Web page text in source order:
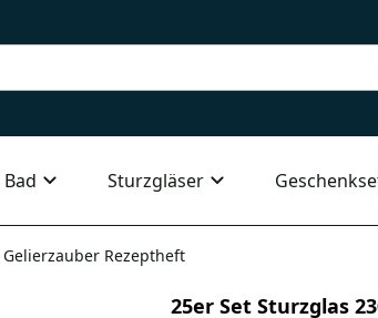
Sturzgläser
Rezeptheft
25er Set Sturzglas